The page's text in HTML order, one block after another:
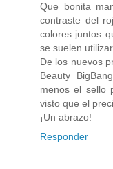
Que bonita
contraste del
colores juntos
se suelen
De los nuevos
Beauty
menos el sello
visto que el
¡Un abrazo!
Responder